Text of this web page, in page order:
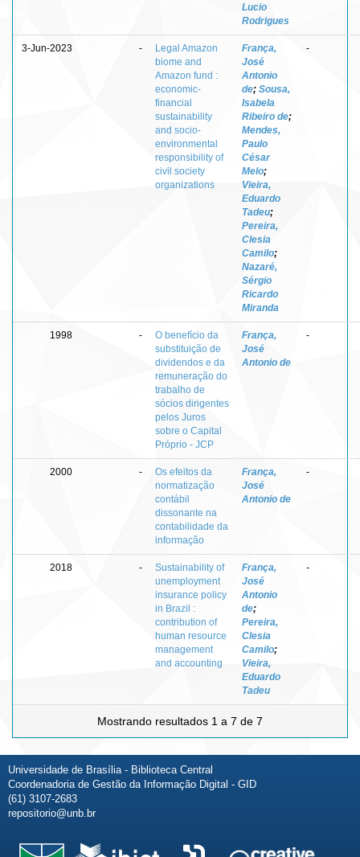
Lucio
Rodrigues
3-Jun-2023 -
Legal Amazon
biome and
Amazon fund :
economic-
financial
sustainability
and socio-
environmental
responsibility of
civil society
organizations
França,
José
Antonio
de; Sousa,
Isabela
Ribeiro de;
Mendes,
Paulo
César
Melo;
Vieira,
Eduardo
Tadeu;
Pereira,
Clesia
Camilo;
Nazaré,
Sérgio
Ricardo
Miranda
-
1998 -
O benefício da
substituição de
dividendos e da
remuneração do
trabalho de
sócios dirigentes
pelos Juros
sobre o Capital
Próprio - JCP
França,
José
Antonio de
-
2000 -
Os efeitos da
normatização
contábil
dissonante na
contabilidade da
informação
França,
José
Antonio de
-
2018 -
Sustainability of
unemployment
insurance policy
in Brazil :
contribution of
human resource
management
and accounting
França,
José
Antonio
de;
Pereira,
Clesia
Camilo;
Vieira,
Eduardo
Tadeu
-
Mostrando resultados 1 a 7 de 7
Universidade de Brasília - Biblioteca Central
Coordenadoria de Gestão da Informação Digital - GID
(61) 3107-2683
repositorio@unb.br